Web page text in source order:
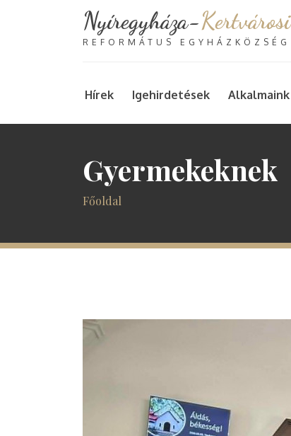
Nyíregyháza-Kertvárosi
REFORMÁTUS EGYHÁZKÖZSÉG
Hírek Igehirdetések Alkalmaink
Gyermekeknek
Főoldal